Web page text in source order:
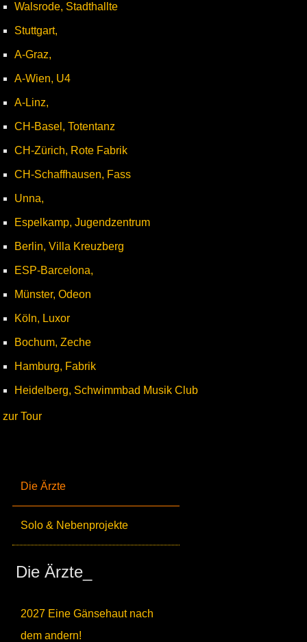
Die Ärzte
Solo & Nebenprojekte
Die Ärzte_
2027 Eine Gänsehaut nach
dem andern!
Walsrode, Stadthallte
Stuttgart,
A-Graz,
A-Wien, U4
A-Linz,
CH-Basel, Totentanz
CH-Zürich, Rote Fabrik
CH-Schaffhausen, Fass
Unna,
Espelkamp, Jugendzentrum
Berlin, Villa Kreuzberg
ESP-Barcelona,
Münster, Odeon
Köln, Luxor
Bochum, Zeche
Hamburg, Fabrik
Heidelberg, Schwimmbad Musik Club
zur Tour